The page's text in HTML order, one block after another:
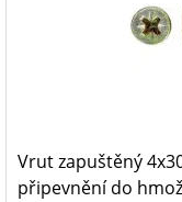
Vrut zapuštěný
připevnění do